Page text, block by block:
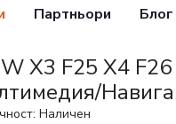
Партньори Блог
X3 F25 X4
Наличен